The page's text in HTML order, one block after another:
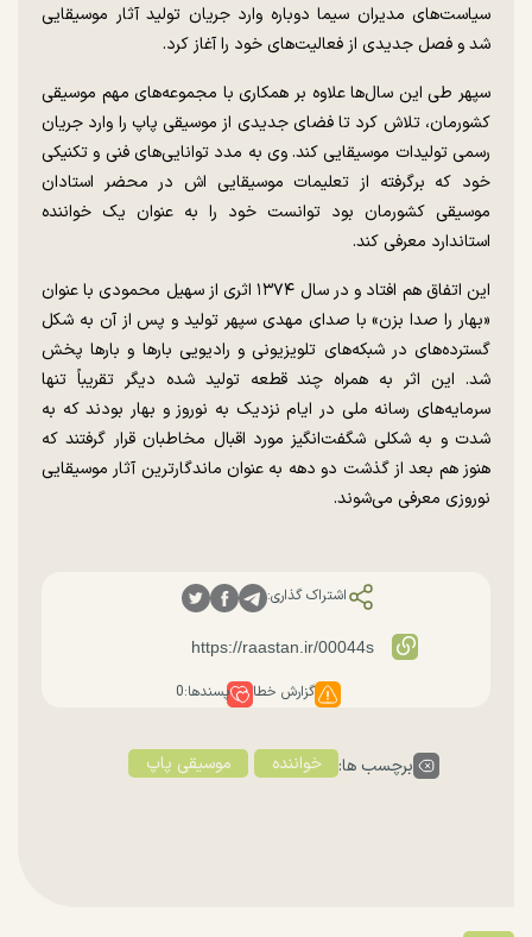
سیاست‌های مدیران سیما دوباره وارد جریان تولید آثار موسیقایی
شد و فصل جدیدی از فعالیت‌های خود را آغاز کرد.
سپهر طی این سال‌ها علاوه بر همکاری با مجموعه‌های مهم موسیقی
کشورمان، تلاش کرد تا فضای جدیدی از موسیقی پاپ را وارد جریان
رسمی تولیدات موسیقایی کند. وی به مدد توانایی‌های فنی و تکنیکی
خود که برگرفته از تعلیمات موسیقایی اش در محضر استادان
موسیقی کشورمان بود توانست خود را به عنوان یک خواننده
استاندارد معرفی کند.
این اتفاق هم افتاد و در سال ۱۳۷۴ اثری از سهیل محمودی با عنوان
«بهار را صدا بزن» با صدای مهدی سپهر تولید و پس از آن به شکل
گسترده‌های در شبکه‌های تلویزیونی و رادیویی بار‌ها و بار‌ها پخش
شد. این اثر به همراه چند قطعه تولید شده دیگر تقریباً تنها
سرمایه‌های رسانه ملی در ایام نزدیک به نوروز و بهار بودند که به
شدت و به شکلی شگفت‌انگیز مورد اقبال مخاطبان قرار گرفتند که
هنوز هم بعد از گذشت دو دهه به عنوان ماندگارترین آثار موسیقایی
نوروزی معرفی می‌شوند.
اشتراک گذاری:
گزارش خطا پسندها:0
برچسب ها: خواننده موسیقی پاپ